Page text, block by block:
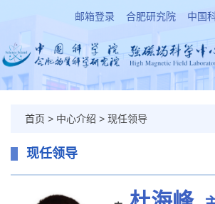
邮箱登录 合肥研究院 中国
首页 > 中心介绍 > 现任领导
现任领导